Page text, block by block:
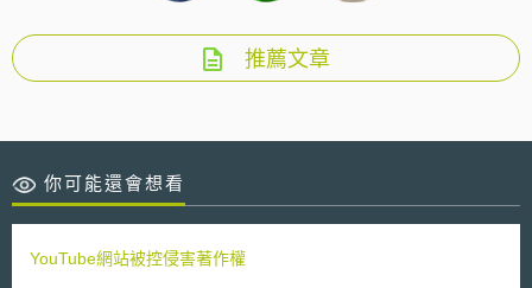
推薦文章
你可能還會想看
YouTube網站被控侵害著作權